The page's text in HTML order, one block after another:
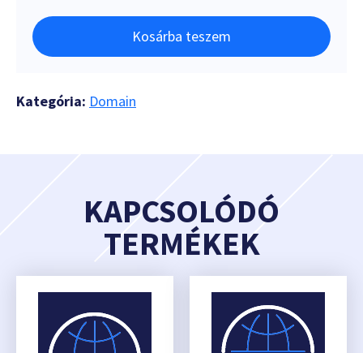
Kosárba teszem
Kategória: Domain
KAPCSOLÓDÓ
TERMÉKEK